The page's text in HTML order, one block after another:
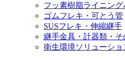
フッ素樹脂ライニング
ゴムフレキ・可とう管
SUSフレキ・伸縮継手
継手金具・計器類・そ
衛生環境ソリューショ